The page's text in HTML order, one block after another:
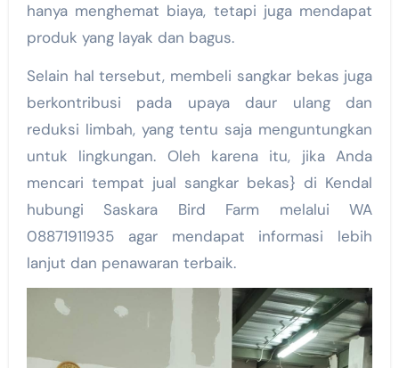
hanya menghemat biaya, tetapi juga mendapat
produk yang layak dan bagus.
Selain hal tersebut, membeli sangkar bekas juga
berkontribusi pada upaya daur ulang dan
reduksi limbah, yang tentu saja menguntungkan
untuk lingkungan. Oleh karena itu, jika Anda
mencari tempat jual sangkar bekas} di Kendal
hubungi Saskara Bird Farm melalui WA
08871911935 agar mendapat informasi lebih
lanjut dan penawaran terbaik.